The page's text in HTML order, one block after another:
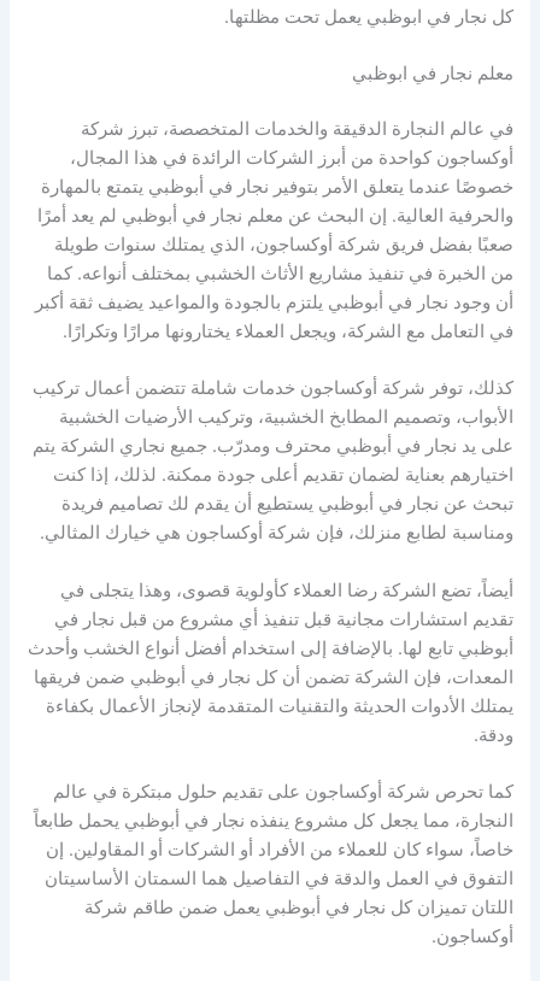
كل نجار في ابوظبي يعمل تحت مظلتها.
معلم نجار في ابوظبي
في عالم النجارة الدقيقة والخدمات المتخصصة، تبرز شركة
أوكساجون كواحدة من أبرز الشركات الرائدة في هذا المجال،
خصوصًا عندما يتعلق الأمر بتوفير نجار في أبوظبي يتمتع بالمهارة
والحرفية العالية. إن البحث عن معلم نجار في أبوظبي لم يعد أمرًا
صعبًا بفضل فريق شركة أوكساجون، الذي يمتلك سنوات طويلة
من الخبرة في تنفيذ مشاريع الأثاث الخشبي بمختلف أنواعه. كما
أن وجود نجار في أبوظبي يلتزم بالجودة والمواعيد يضيف ثقة أكبر
في التعامل مع الشركة، ويجعل العملاء يختارونها مرارًا وتكرارًا.
كذلك، توفر شركة أوكساجون خدمات شاملة تتضمن أعمال تركيب
الأبواب، وتصميم المطابخ الخشبية، وتركيب الأرضيات الخشبية
على يد نجار في أبوظبي محترف ومدرّب. جميع نجاري الشركة يتم
اختيارهم بعناية لضمان تقديم أعلى جودة ممكنة. لذلك، إذا كنت
تبحث عن نجار في أبوظبي يستطيع أن يقدم لك تصاميم فريدة
ومناسبة لطابع منزلك، فإن شركة أوكساجون هي خيارك المثالي.
أيضاً، تضع الشركة رضا العملاء كأولوية قصوى، وهذا يتجلى في
تقديم استشارات مجانية قبل تنفيذ أي مشروع من قبل نجار في
أبوظبي تابع لها. بالإضافة إلى استخدام أفضل أنواع الخشب وأحدث
المعدات، فإن الشركة تضمن أن كل نجار في أبوظبي ضمن فريقها
يمتلك الأدوات الحديثة والتقنيات المتقدمة لإنجاز الأعمال بكفاءة
ودقة.
كما تحرص شركة أوكساجون على تقديم حلول مبتكرة في عالم
النجارة، مما يجعل كل مشروع ينفذه نجار في أبوظبي يحمل طابعاً
خاصاً، سواء كان للعملاء من الأفراد أو الشركات أو المقاولين. إن
التفوق في العمل والدقة في التفاصيل هما السمتان الأساسيتان
اللتان تميزان كل نجار في أبوظبي يعمل ضمن طاقم شركة
أوكساجون.